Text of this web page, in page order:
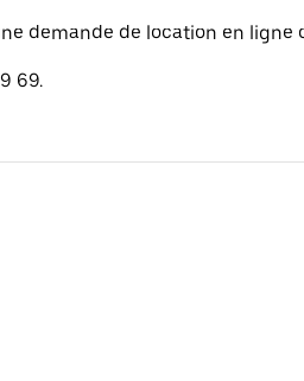
demande de location en ligne
69.